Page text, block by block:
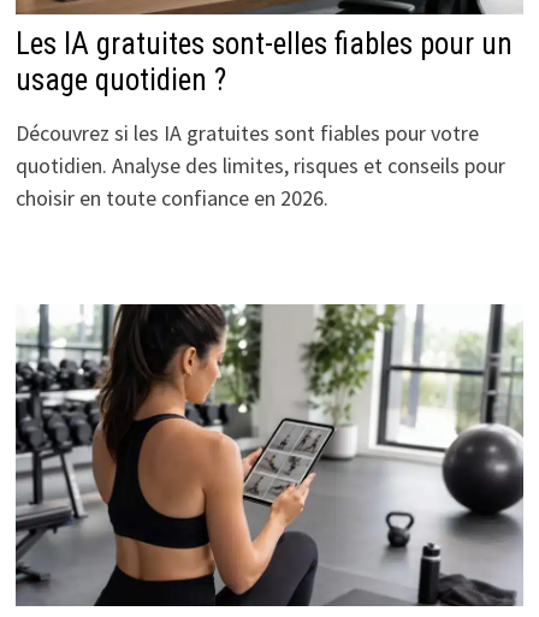
Les IA gratuites sont-elles fiables pour un
usage quotidien ?
Découvrez si les IA gratuites sont fiables pour votre
quotidien. Analyse des limites, risques et conseils pour
choisir en toute confiance en 2026.